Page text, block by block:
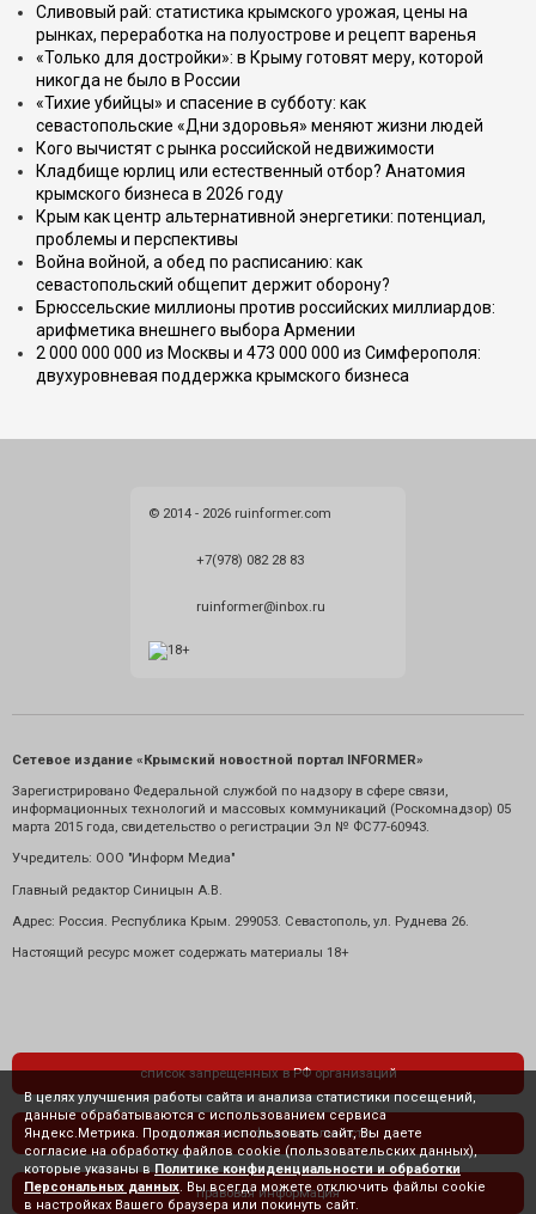
Сливовый рай: статистика крымского урожая, цены на
рынках, переработка на полуострове и рецепт варенья
«Только для достройки»: в Крыму готовят меру, которой
никогда не было в России
«Тихие убийцы» и спасение в субботу: как
севастопольские «Дни здоровья» меняют жизни людей
Кого вычистят с рынка российской недвижимости
Кладбище юрлиц или естественный отбор? Анатомия
крымского бизнеса в 2026 году
Крым как центр альтернативной энергетики: потенциал,
проблемы и перспективы
Война войной, а обед по расписанию: как
севастопольский общепит держит оборону?
Брюссельские миллионы против российских миллиардов:
арифметика внешнего выбора Армении
2 000 000 000 из Москвы и 473 000 000 из Симферополя:
двухуровневая поддержка крымского бизнеса
© 2014 - 2026 ruinformer.com
+7(978) 082 28 83
ruinformer@inbox.ru
Сетевое издание «Крымский новостной портал INFORMER»
Зарегистрировано Федеральной службой по надзору в сфере связи,
информационных технологий и массовых коммуникаций (Роскомнадзор) 05
марта 2015 года, свидетельство о регистрации Эл № ФС77-60943.
Учредитель: ООО "Информ Медиа"
Главный редактор Синицын А.В.
Адрес: Россия. Республика Крым. 299053. Севастополь, ул. Руднева 26.
Настоящий ресурс может содержать материалы 18+
список запрещенных в РФ организаций
политика конфиденциальности
правовая информация
В целях улучшения работы сайта и анализа статистики посещений,
данные обрабатываются с использованием сервиса
Яндекс.Метрика. Продолжая использовать сайт, Вы даете
согласие на обработку файлов cookie (пользовательских данных),
которые указаны в Политике конфиденциальности и обработки
Персональных данных . Вы всегда можете отключить файлы cookie
в настройках Вашего браузера или покинуть сайт.